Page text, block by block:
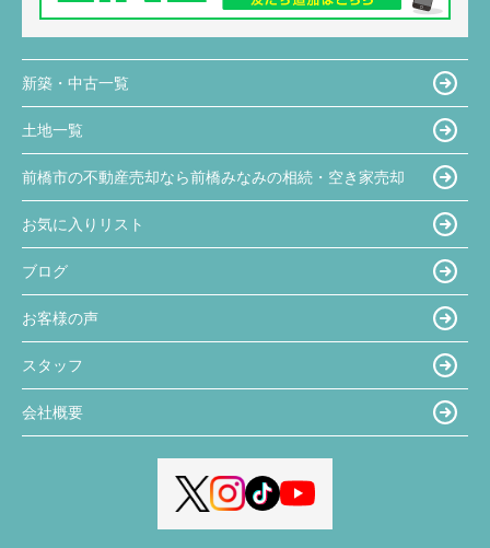
新築・中古一覧
土地一覧
前橋市の不動産売却なら前橋みなみの相続・空き家売却
お気に入りリスト
ブログ
お客様の声
スタッフ
会社概要